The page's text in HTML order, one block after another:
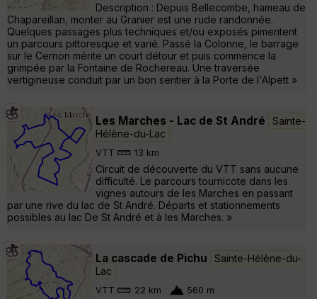
Description : Depuis Bellecombe, hameau de
Chapareillan, monter au Granier est une rude randonnée.
Quelques passages plus techniques et/ou exposés pimentent
un parcours pittoresque et varié. Passé la Colonne, le barrage
sur le Cernon mérite un court détour et puis commence la
grimpée par la Fontaine de Rochereau. Une traversée
vertigineuse conduit par un bon sentier à la Porte de l'Alpett »
Les Marches - Lac de St André
Sainte-
Hélène-du-Lac
VTT 13 km
Circuit de découverte du VTT sans aucune
difficulté. Le parcours tournicote dans les
vignes autours de les Marches en passant
par une rive du lac de St André. Départs et stationnements
possibles au lac De St André et à les Marches. »
La cascade de Pichu
Sainte-Hélène-du-
Lac
VTT 22 km 560 m